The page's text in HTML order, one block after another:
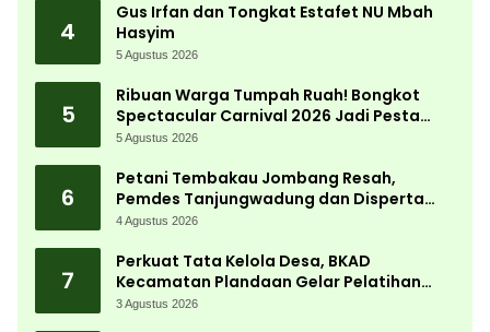
4
Gus Irfan dan Tongkat Estafet NU Mbah
Hasyim
5 Agustus 2026
5
Ribuan Warga Tumpah Ruah! Bongkot
Spectacular Carnival 2026 Jadi Pesta
Kemerdekaan Terbesar di Peterongan
5 Agustus 2026
6
Petani Tembakau Jombang Resah,
Pemdes Tanjungwadung dan Disperta
Bergerak Cepat
4 Agustus 2026
7
Perkuat Tata Kelola Desa, BKAD
Kecamatan Plandaan Gelar Pelatihan
Aparatur Pemdes
3 Agustus 2026